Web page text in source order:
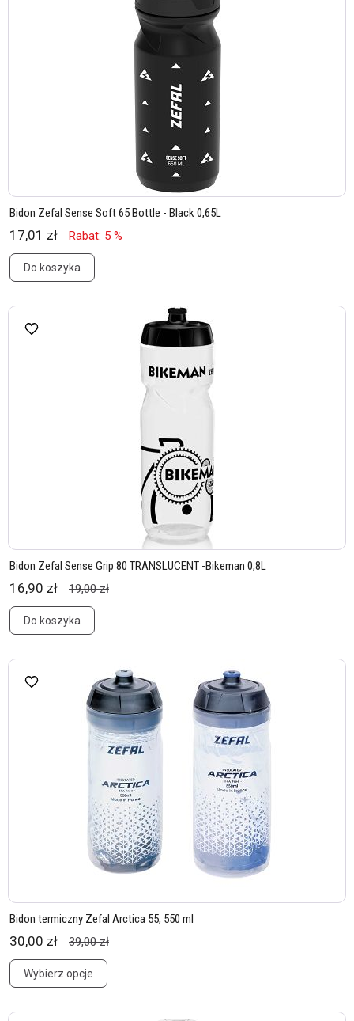
Bidon Zefal Sense Soft 65 Bottle - Black 0,65L
17,01 zł Rabat: 5 %
Do koszyka
Bidon Zefal Sense Grip 80 TRANSLUCENT -Bikeman 0,8L
16,90 zł 19,00 zł
Do koszyka
Bidon termiczny Zefal Arctica 55, 550 ml
30,00 zł 39,00 zł
Wybierz opcje